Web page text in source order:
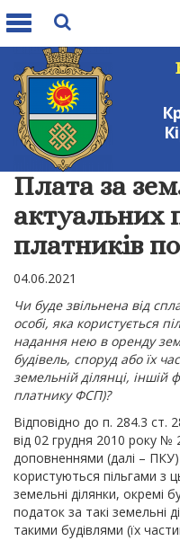
Toggle
Плата за
актуальних
платників
04.06.2021
Чи буде звільнена від
особі, яка користується
надання нею в оренду
будівель, споруд або їх
земельній ділянці, іншій
платнику ФСП)?
Відповідно до п. 284.3 ст.
від 02 грудня 2010 року №
доповненнями (далі –
користуються пільгами з
земельні ділянки, окремі
податок за такі земельні
такими будівлями (їх